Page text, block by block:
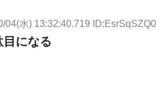
04(水) 13:32:40.719 ID:EsrSqSZQ0
になる